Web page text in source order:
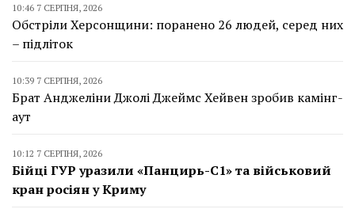
10:46 7 СЕРПНЯ, 2026
Обстріли Херсонщини: поранено 26 людей, серед них
– підліток
10:39 7 СЕРПНЯ, 2026
Брат Анджеліни Джолі Джеймс Хейвен зробив камінг-
аут
10:12 7 СЕРПНЯ, 2026
Бійці ГУР уразили «Панцирь-С1» та військовий
кран росіян у Криму